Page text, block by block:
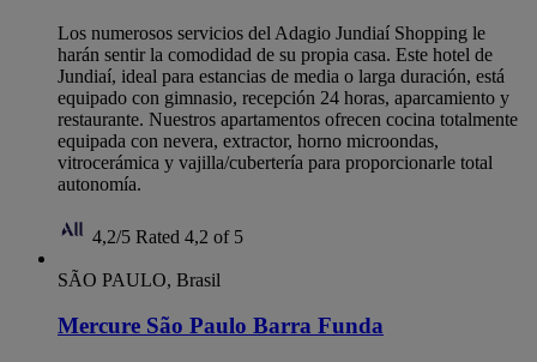
Los numerosos servicios del Adagio Jundiaí Shopping le
harán sentir la comodidad de su propia casa. Este hotel de
Jundiaí, ideal para estancias de media o larga duración, está
equipado con gimnasio, recepción 24 horas, aparcamiento y
restaurante. Nuestros apartamentos ofrecen cocina totalmente
equipada con nevera, extractor, horno microondas,
vitrocerámica y vajilla/cubertería para proporcionarle total
autonomía.
4,2/5 Rated 4,2 of 5
SÃO PAULO, Brasil
Mercure São Paulo Barra Funda